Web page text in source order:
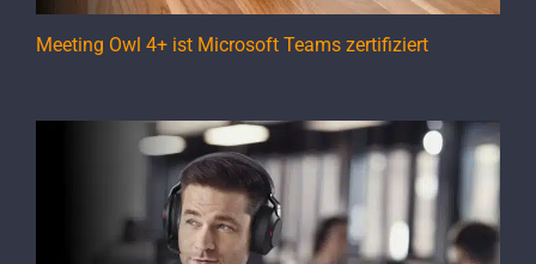
Meeting Owl 4+ ist Microsoft Teams zertifiziert